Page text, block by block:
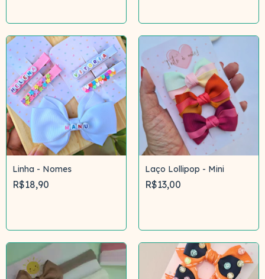
Linha - Nomes
R$18,90
Laço Lollipop - Mini
R$13,00